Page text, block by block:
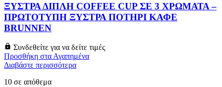
ΞΥΣΤΡΑ ΔΙΠΛΗ COFFEE CUP ΣΕ 3 ΧΡΩΜΑΤΑ –
ΠΡΩΤΟΤΥΠΗ ΞΥΣΤΡΑ ΠΟΤΗΡΙ ΚΑΦΕ
BRUNNEN
Συνδεθείτε για να δείτε τιμές
Προσθήκη στα Αγαπημένα
Διαβάστε περισσότερα
10 σε απόθεμα